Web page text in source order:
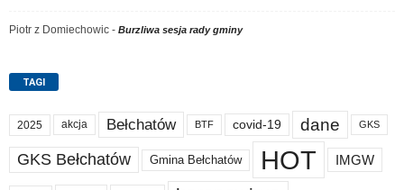
Piotr z Domiechowic - Burzliwa sesja rady gminy
TAGI
2025 akcja Bełchatów BTF covid-19 dane GKS
GKS Bełchatów Gmina Bełchatów HOT IMGW